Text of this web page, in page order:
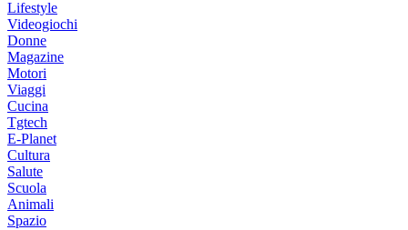
Lifestyle
Videogiochi
Donne
Magazine
Motori
Viaggi
Cucina
Tgtech
E-Planet
Cultura
Salute
Scuola
Animali
Spazio